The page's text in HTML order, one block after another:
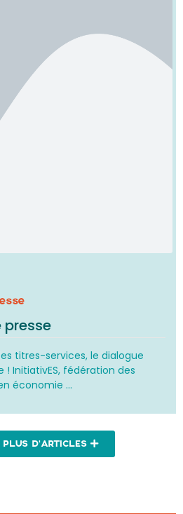
titres-services, le dialogue
! InitiativES, fédération des
économie ...
PLUS D'ARTICLES